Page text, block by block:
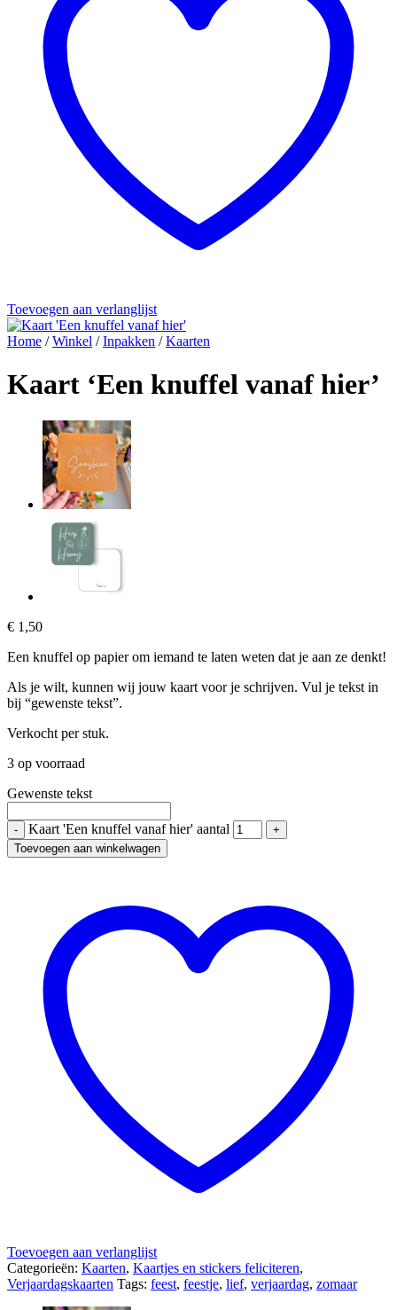
Toevoegen aan verlanglijst
Home / Winkel / Inpakken / Kaarten
Kaart ‘Een knuffel vanaf hier’
€ 1,50
Een knuffel op papier om iemand te laten weten dat je aan ze denkt!
Als je wilt, kunnen wij jouw kaart voor je schrijven. Vul je tekst in
bij “gewenste tekst”.
Verkocht per stuk.
3 op voorraad
Gewenste tekst
Kaart 'Een knuffel vanaf hier' aantal
Toevoegen aan winkelwagen
Toevoegen aan verlanglijst
Categorieën: Kaarten, Kaartjes en stickers feliciteren,
Verjaardagskaarten Tags: feest, feestje, lief, verjaardag, zomaar